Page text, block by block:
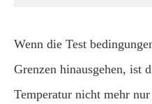
Wenn die Test
Grenzen hinausgehen, ist
Temperatur nicht mehr